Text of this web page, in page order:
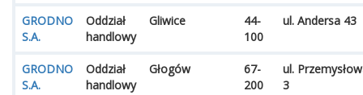
GRODNO
S.A.
Oddział
handlowy
Gliwice
44-
100
ul. Andersa 43
GRODNO
S.A.
Oddział
handlowy
Głogów
67-
200
ul.
3